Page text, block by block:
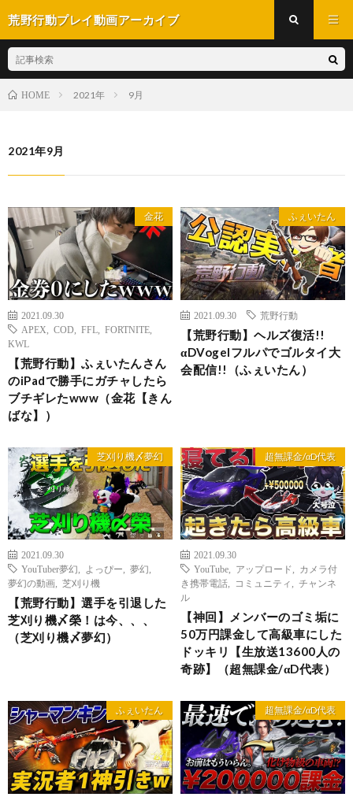
荒野行動プレイ動画アーカイブ
HOME 2021年 9月
2021年9月
金花
2021.09.30
APEX
COD FFL FORTNITE
KWL
【荒野行動】ふぇいたんさん
のiPadで勝手にガチャしたら
ブチギレたwww（金花【きん
ばな】）
ふぇいたん
2021.09.30 荒野行動
【荒野行動】ヘルズ復活!!
αDVogelフルパでゴルタイ大
会配信!!（ふぇいたん）
芝刈り機〆夢幻
2021.09.30
YouTuber夢幻
よっぴー 夢幻
夢幻の動画
芝刈り機
【荒野行動】選手を引退した
芝刈り機〆榮！は今、、、
（芝刈り機〆夢幻）
超無課金/αD代表
2021.09.30
YouTube
アップロード
カメラ付
き携帯電話
コミュニティ
チャンネ
ル
【神回】メンバーのゴミ垢に
50万円課金して高級車にした
ドッキリ【生放送13600人の
奇跡】（超無課金/αD代表）
ふぇいたん 超無課金/αD代表